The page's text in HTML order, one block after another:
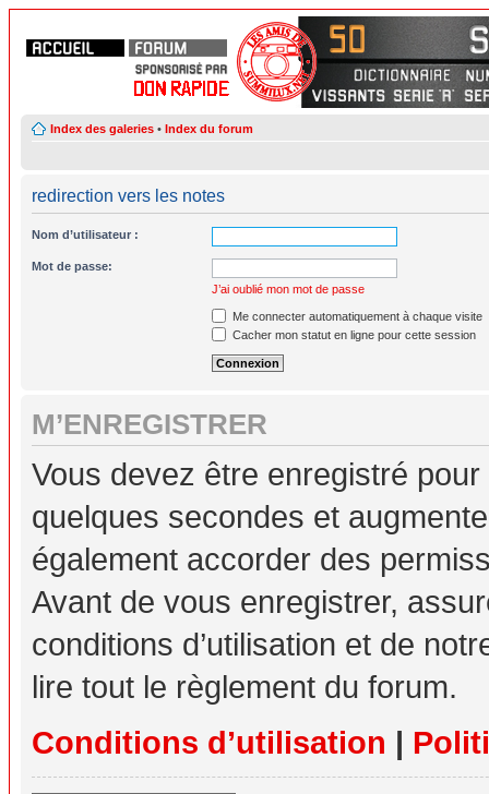
Index des galeries • Index du forum
redirection vers les notes
Nom d’utilisateur :
Mot de passe:
J’ai oublié mon mot de passe
Me connecter automatiquement à chaque visite
Cacher mon statut en ligne pour cette session
M’ENREGISTRER
Vous devez être enregistré
quelques secondes et
également accorder des
Avant de vous enregistrer,
conditions d’utilisation et de
lire tout le règlement du forum.
Conditions d’utilisation |